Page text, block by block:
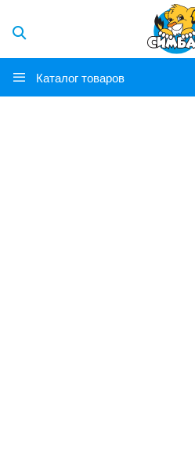
Каталог товаров